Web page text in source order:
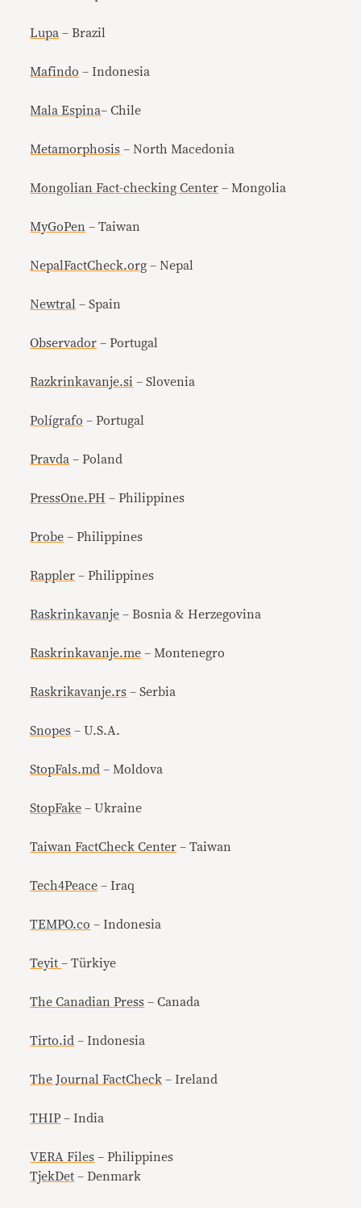
Lupa – Brazil
Mafindo – Indonesia
Mala Espina– Chile
Metamorphosis – North Macedonia
Mongolian Fact-checking Center – Mongolia
MyGoPen – Taiwan
NepalFactCheck.org – Nepal
Newtral – Spain
Observador – Portugal
Razkrinkavanje.si – Slovenia
Polígrafo – Portugal
Pravda – Poland
PressOne.PH – Philippines
Probe – Philippines
Rappler – Philippines
Raskrinkavanje – Bosnia & Herzegovina
Raskrinkavanje.me – Montenegro
Raskrikavanje.rs – Serbia
Snopes – U.S.A.
StopFals.md – Moldova
StopFake – Ukraine
Taiwan FactCheck Center – Taiwan
Tech4Peace – Iraq
TEMPO.co – Indonesia
Teyit– Türkiye
The Canadian Press – Canada
Tirto.id – Indonesia
The Journal FactCheck – Ireland
THIP – India
VERA Files – Philippines
TjekDet – Denmark